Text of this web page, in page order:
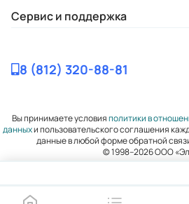
Сервис и поддержка
8 (812) 320-88-81
Вы принимаете условияполитики в
данныхи пользовательского соглашения
данные в любой форме обратной
© 1998–2026 ООО